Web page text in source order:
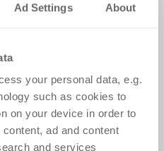
Ad Settings About
your personal data, e.g.
such as cookies to
on your device in order to
ad and content
and services